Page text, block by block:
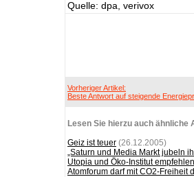
Quelle: dpa, verivox
Vorheriger Artikel:
Beste Antwort auf steigende
Lesen Sie hierzu auch ähnliche
Geiz ist teuer (26.12.2005)
„Saturn und Media Markt jubeln
Utopia und Öko-Institut
Atomforum darf mit CO2-Freiheit